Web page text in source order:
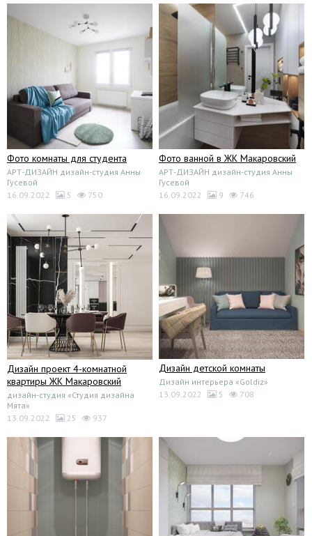
Фото комнаты для студента
АРТ-ДИЗАЙН дизайн-студия Анны
Гусевой
16.09.2022
5 750
Фото ванной в ЖК Макаровский
АРТ-ДИЗАЙН дизайн-студия Анны
Гусевой
16.09.2022
9 746
Дизайн проект 4-комнатной
квартиры ЖК Макаровский
дизайн-студия «Студия дизайна
Мята»
13.09.2022
25 937
Дизайн детской комнаты
Дизайн интерьера «Goldiz»
13.09.2022
5 708